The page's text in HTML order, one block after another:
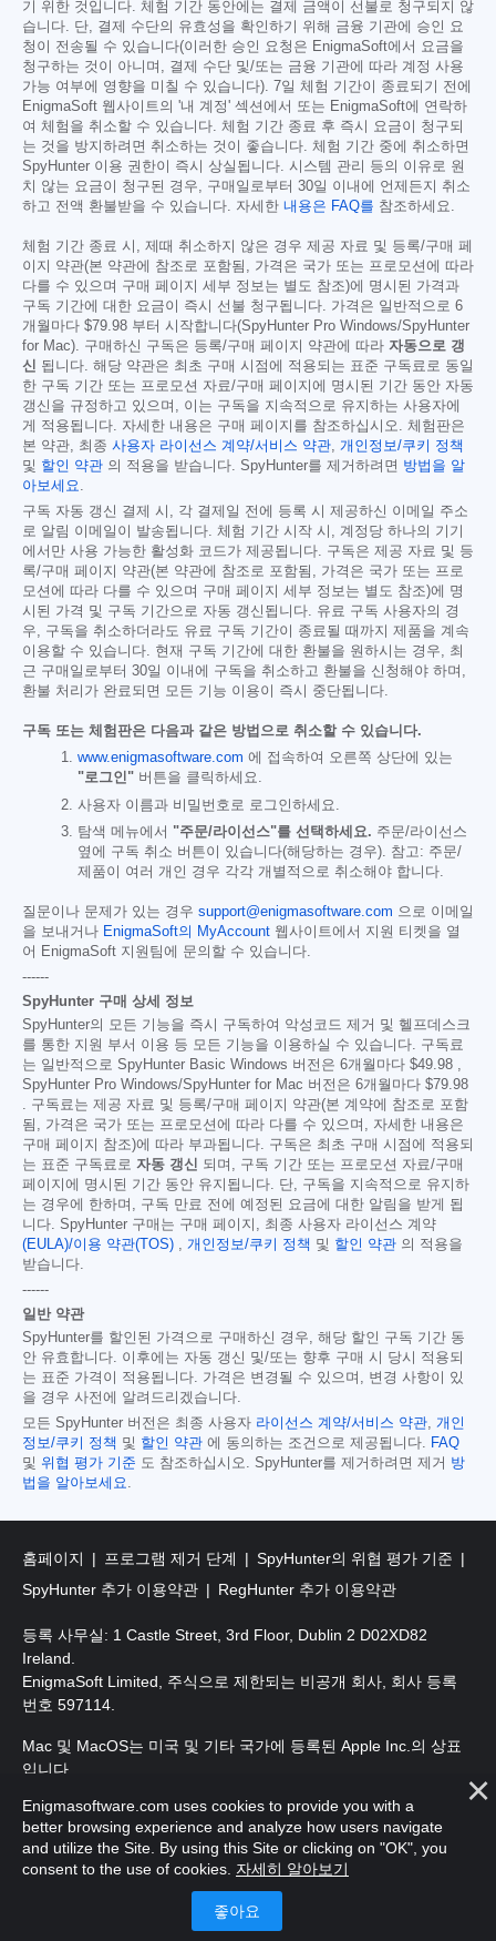
기 위한 것입니다. 체험 기간 동안에는 결제 금액이 선불로 청구되지 않
습니다. 단, 결제 수단의 유효성을 확인하기 위해 금융 기관에 승인 요
청이 전송될 수 있습니다(이러한 승인 요청은 EnigmaSoft에서 요금을
청구하는 것이 아니며, 결제 수단 및/또는 금융 기관에 따라 계정 사용
가능 여부에 영향을 미칠 수 있습니다). 7일 체험 기간이 종료되기 전에
EnigmaSoft 웹사이트의 '내 계정' 섹션에서 또는 EnigmaSoft에 연락하
여 체험을 취소할 수 있습니다. 체험 기간 종료 후 즉시 요금이 청구되
는 것을 방지하려면 취소하는 것이 좋습니다. 체험 기간 중에 취소하면
SpyHunter 이용 권한이 즉시 상실됩니다. 시스템 관리 등의 이유로 원
치 않는 요금이 청구된 경우, 구매일로부터 30일 이내에 언제든지 취소
하고 전액 환불받을 수 있습니다. 자세한 내용은 FAQ를 참조하세요.
체험 기간 종료 시, 제때 취소하지 않은 경우 제공 자료 및 등록/구매 페
이지 약관(본 약관에 참조로 포함됨, 가격은 국가 또는 프로모션에 따라
다를 수 있으며 구매 페이지 세부 정보는 별도 참조)에 명시된 가격과
구독 기간에 대한 요금이 즉시 선불 청구됩니다. 가격은 일반적으로 6
개월마다 $79.98 부터 시작합니다(SpyHunter Pro Windows/SpyHunter
for Mac). 구매하신 구독은 등록/구매 페이지 약관에 따라 자동으로 갱
신 됩니다. 해당 약관은 최초 구매 시점에 적용되는 표준 구독료로 동일
한 구독 기간 또는 프로모션 자료/구매 페이지에 명시된 기간 동안 자동
갱신을 규정하고 있으며, 이는 구독을 지속적으로 유지하는 사용자에
게 적용됩니다. 자세한 내용은 구매 페이지를 참조하십시오. 체험판은
본 약관, 최종 사용자 라이선스 계약/서비스 약관, 개인정보/쿠키 정책
및 할인 약관 의 적용을 받습니다. SpyHunter를 제거하려면 방법을 알
아보세요.
구독 자동 갱신 결제 시, 각 결제일 전에 등록 시 제공하신 이메일 주소
로 알림 이메일이 발송됩니다. 체험 기간 시작 시, 계정당 하나의 기기
에서만 사용 가능한 활성화 코드가 제공됩니다. 구독은 제공 자료 및 등
록/구매 페이지 약관(본 약관에 참조로 포함됨, 가격은 국가 또는 프로
모션에 따라 다를 수 있으며 구매 페이지 세부 정보는 별도 참조)에 명
시된 가격 및 구독 기간으로 자동 갱신됩니다. 유료 구독 사용자의 경
우, 구독을 취소하더라도 유료 구독 기간이 종료될 때까지 제품을 계속
이용할 수 있습니다. 현재 구독 기간에 대한 환불을 원하시는 경우, 최
근 구매일로부터 30일 이내에 구독을 취소하고 환불을 신청해야 하며,
환불 처리가 완료되면 모든 기능 이용이 즉시 중단됩니다.
구독 또는 체험판은 다음과 같은 방법으로 취소할 수 있습니다.
www.enigmasoftware.com 에 접속하여 오른쪽 상단에 있는
"로그인" 버튼을 클릭하세요.
사용자 이름과 비밀번호로 로그인하세요.
탐색 메뉴에서 "주문/라이선스"를 선택하세요. 주문/라이선스
옆에 구독 취소 버튼이 있습니다(해당하는 경우). 참고: 주문/
제품이 여러 개인 경우 각각 개별적으로 취소해야 합니다.
질문이나 문제가 있는 경우 support@enigmasoftware.com 으로 이메일
을 보내거나 EnigmaSoft의 MyAccount 웹사이트에서 지원 티켓을 열
어 EnigmaSoft 지원팀에 문의할 수 있습니다.
------
SpyHunter 구매 상세 정보
SpyHunter의 모든 기능을 즉시 구독하여 악성코드 제거 및 헬프데스크
를 통한 지원 부서 이용 등 모든 기능을 이용하실 수 있습니다. 구독료
는 일반적으로 SpyHunter Basic Windows 버전은 6개월마다 $49.98 ,
SpyHunter Pro Windows/SpyHunter for Mac 버전은 6개월마다 $79.98
. 구독료는 제공 자료 및 등록/구매 페이지 약관(본 계약에 참조로 포함
됨, 가격은 국가 또는 프로모션에 따라 다를 수 있으며, 자세한 내용은
구매 페이지 참조)에 따라 부과됩니다. 구독은 최초 구매 시점에 적용되
는 표준 구독료로 자동 갱신 되며, 구독 기간 또는 프로모션 자료/구매
페이지에 명시된 기간 동안 유지됩니다. 단, 구독을 지속적으로 유지하
는 경우에 한하며, 구독 만료 전에 예정된 요금에 대한 알림을 받게 됩
니다. SpyHunter 구매는 구매 페이지, 최종 사용자 라이선스 계약
(EULA)/이용 약관(TOS) , 개인정보/쿠키 정책 및 할인 약관 의 적용을
받습니다.
------
일반 약관
SpyHunter를 할인된 가격으로 구매하신 경우, 해당 할인 구독 기간 동
안 유효합니다. 이후에는 자동 갱신 및/또는 향후 구매 시 당시 적용되
는 표준 가격이 적용됩니다. 가격은 변경될 수 있으며, 변경 사항이 있
을 경우 사전에 알려드리겠습니다.
모든 SpyHunter 버전은 최종 사용자 라이선스 계약/서비스 약관, 개인
정보/쿠키 정책 및 할인 약관 에 동의하는 조건으로 제공됩니다. FAQ
및 위협 평가 기준 도 참조하십시오. SpyHunter를 제거하려면 제거 방
법을 알아보세요.
홈페이지 프로그램 제거 단계
SpyHunter의 위협 평가 기준
SpyHunter 추가 이용약관
RegHunter 추가 이용약관
등록 사무실: 1 Castle Street, 3rd Floor, Dublin 2 D02XD82
Ireland.
EnigmaSoft Limited, 주식으로 제한되는 비공개 회사, 회사 등록
번호 597114.
Mac 및 MacOS는 미국 및 기타 국가에 등록된 Apple Inc.의 상표
입니다.
저작권 2016-2026. EnigmaSoft Ltd. 판권 소유.
Enigmasoftware.com uses cookies to provide you with a
better browsing experience and analyze how users navigate
and utilize the Site. By using this Site or clicking on "OK", you
consent to the use of cookies. 자세히 알아보기